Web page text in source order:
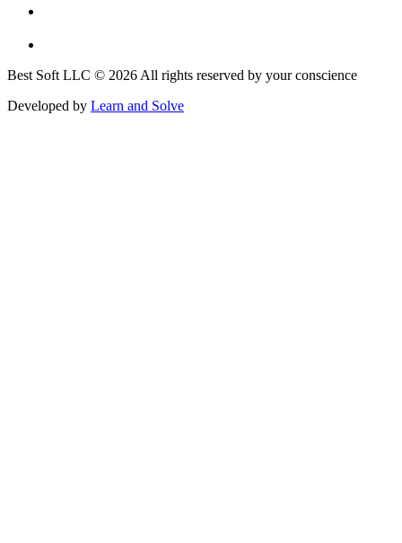
Best Soft LLC © 2026 All rights reserved by your conscience
Developed by Learn and Solve